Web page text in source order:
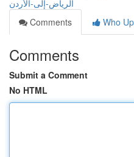
الرياض-إلى-الأردن
Comments
Who
Comments
Submit a Comment
No HTML